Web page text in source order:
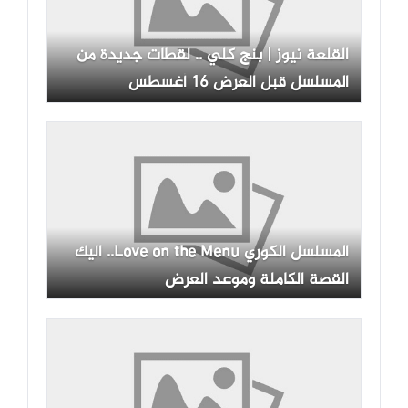
القلعة نيوز | بنج كلي .. لقطات جديدة من
المسلسل قبل العرض 16 أغسطس
المسلسل الكوري Love on the Menu.. اليك
القصة الكاملة وموعد العرض